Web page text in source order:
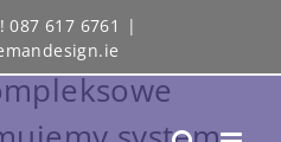
087 617 6761
|
DailySpins